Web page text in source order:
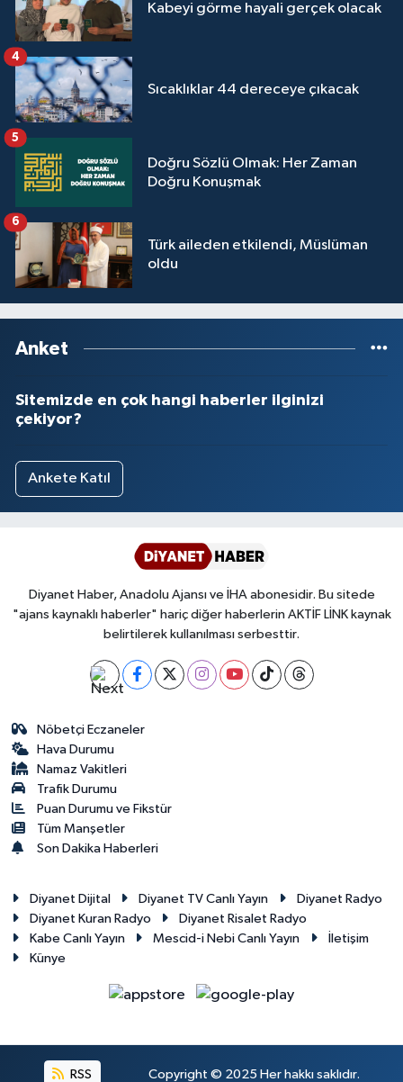
Kabeyi görme hayali gerçek olacak
Sıcaklıklar 44 dereceye çıkacak
4
Doğru Sözlü Olmak: Her Zaman
Doğru Konuşmak
5
Türk aileden etkilendi, Müslüman
oldu
6
Anket
Sitemizde en çok hangi haberler ilginizi
çekiyor?
Ankete Katıl
Diyanet Haber, Anadolu Ajansı ve İHA abonesidir. Bu sitede
"ajans kaynaklı haberler" hariç diğer haberlerin AKTİF LİNK kaynak
belirtilerek kullanılması serbesttir.
Nöbetçi Eczaneler
Hava Durumu
Namaz Vakitleri
Trafik Durumu
Puan Durumu ve Fikstür
Tüm Manşetler
Son Dakika Haberleri
Diyanet Dijital Diyanet TV Canlı Yayın
Diyanet Radyo
Diyanet Kuran Radyo
Diyanet Risalet Radyo
Kabe Canlı Yayın
Mescid-i Nebi Canlı Yayın
İletişim
Künye
RSS Copyright © 2025 Her hakkı saklıdır.